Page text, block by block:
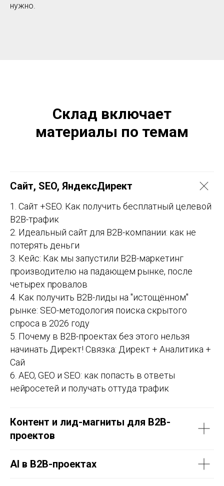
нужно.
Склад включает
материалы по темам
Сайт, SEO, ЯндексДирект
1. Сайт +SEO. Как получить бесплатный целевой
В2В-трафик
2. Идеальный сайт для В2В-компании: как не
потерять деньги
3. Кейс: Как мы запустили B2B-маркетинг
производителю на падающем рынке, после
четырех провалов
4. Как получить В2В-лиды на "истощённом"
рынке: SEO-методология поиска скрытого
спроса в 2026 году
5. Почему в B2B-проектах без этого нельзя
начинать Директ! Связка: Директ + Аналитика +
Сай
6. AEO, GEO и SEO: как попасть в ответы
нейросетей и получать оттуда трафик
Контент и лид-магниты для B2B-
проектов
AI в B2B-проектах